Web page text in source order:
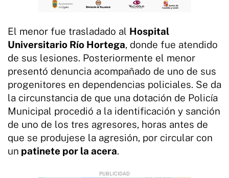
El menor fue trasladado al Hospital
Universitario Río Hortega, donde fue atendido
de sus lesiones. Posteriormente el menor
presentó denuncia acompañado de uno de sus
progenitores en dependencias policiales. Se da
la circunstancia de que una dotación de Policía
Municipal procedió a la identificación y sanción
de uno de los tres agresores, horas antes de
que se produjese la agresión, por circular con
un patinete por la acera.